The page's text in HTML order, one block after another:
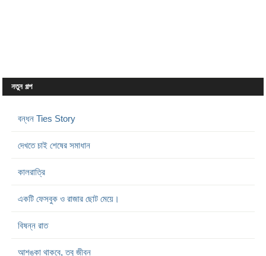
নতুন গল্প
বন্ধন Ties Story
দেখতে চাই শেষের সমাধান
কালরাত্রি
একটি ফেসবুক ও রাজার ছোট মেয়ে।
বিষন্ন রাত
আশঙ্কা থাকবে, তবু জীবন